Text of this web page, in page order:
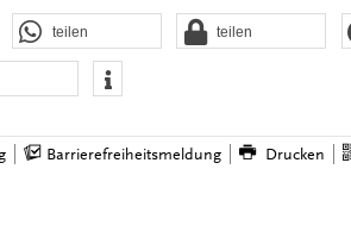
teilen teilen
Barrierefreiheitsmeldung Drucken